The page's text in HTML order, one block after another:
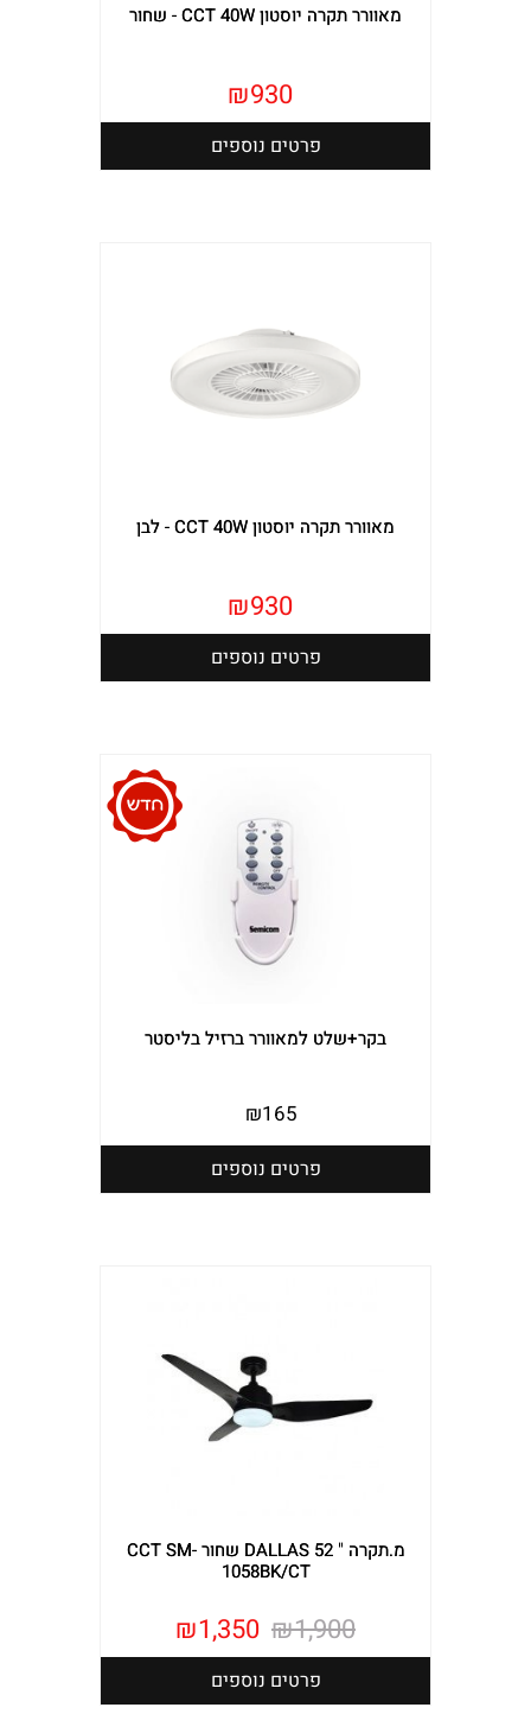
מאוורר תקרה יוסטון CCT 40W - שחור
₪930
פרטים נוספים
מאוורר תקרה יוסטון CCT 40W - לבן
₪930
פרטים נוספים
בקר+שלט למאוורר ברזיל בליסטר
₪165
פרטים נוספים
מ.תקרה " DALLAS 52 שחור CCT SM-
1058BK/CT
₪1,900
₪1,350
פרטים נוספים